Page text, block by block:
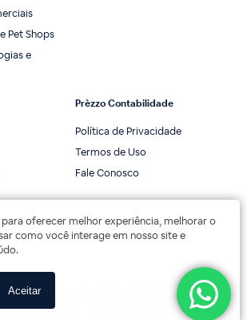
oferecer melhor experiência, melhorar o
como você interage em nosso site e
Aceitar
Pet Shops
e
Prèzzo Contabilidade
Política de Privacidade
Termos de Uso
Fale Conosco
Contabilidade. Todos os direitos reservados.
andar, Bloco 3B, Sala 202. Barra da Tijuca, Rio de Janeiro.
18000 - Centro Empresarial One Offices.